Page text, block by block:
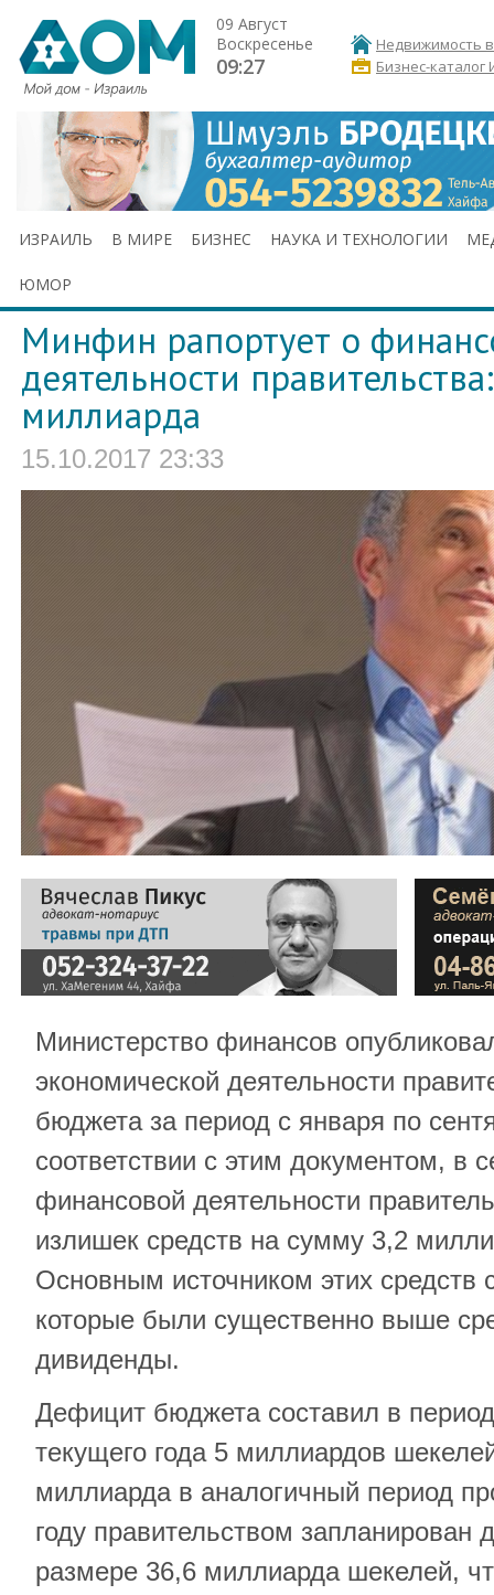
09 Август
Воскресенье
09:27
Недвижимость
Бизнес-каталог
ИЗРАИЛЬ В МИРЕ БИЗНЕС НАУКА И ТЕХНОЛОГИИ
ЮМОР
Минфин рапортует о
деятельности
миллиарда
15.10.2017 23:33
Министерство финансов
экономической деятельности
бюджета за период с января по
соответствии с этим документом, в
финансовой деятельности
излишек средств на сумму 3,2
Основным источником этих средств
которые были существенно выше
дивиденды.
Дефицит бюджета составил в
текущего года 5 миллиардов
миллиарда в аналогичный период
году правительством
размере 36,6 миллиарда шекелей,